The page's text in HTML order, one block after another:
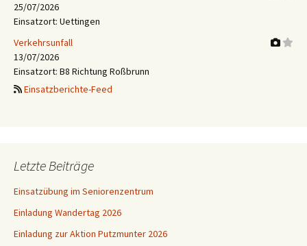
25/07/2026
Einsatzort: Uettingen
Verkehrsunfall
13/07/2026
Einsatzort: B8 Richtung Roßbrunn
Einsatzberichte-Feed
Letzte Beiträge
Einsatzübung im Seniorenzentrum
Einladung Wandertag 2026
Einladung zur Aktion Putzmunter 2026